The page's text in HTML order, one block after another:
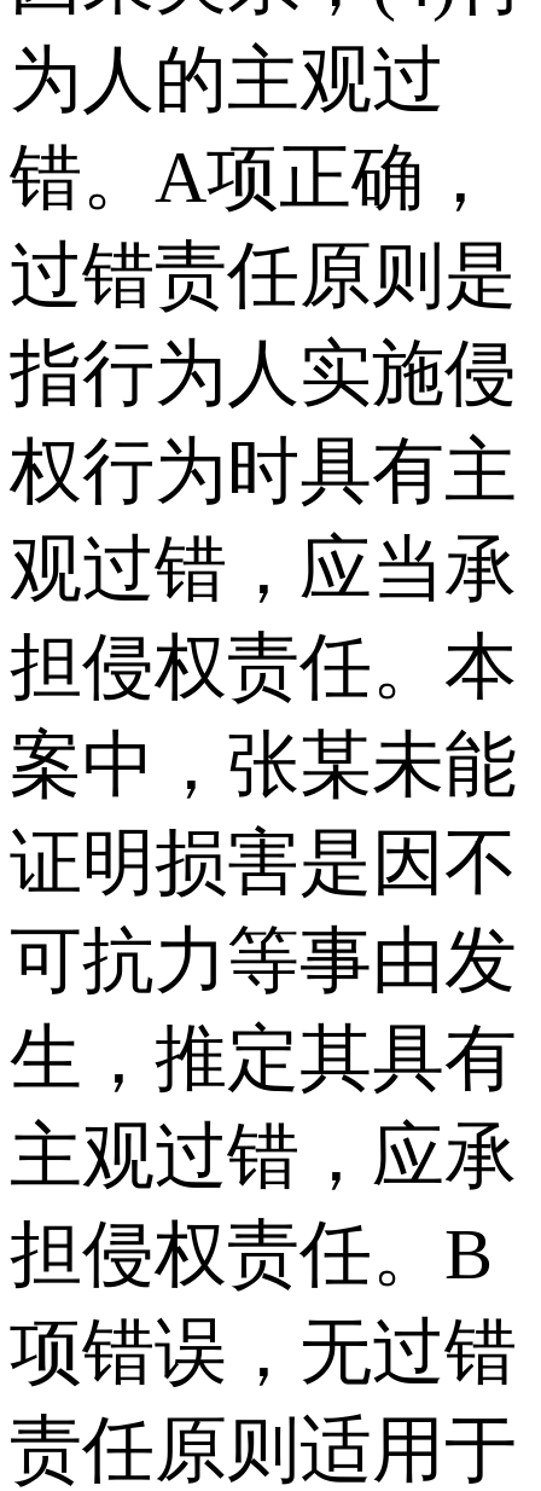
为人的主观过
错。A项正确，
过错责任原则是
指行为人实施侵
权行为时具有主
观过错，应当承
担侵权责任。本
案中，张某未能
证明损害是因不
可抗力等事由发
生，推定其具有
主观过错，应承
担侵权责任。B
项错误，无过错
责任原则适用于